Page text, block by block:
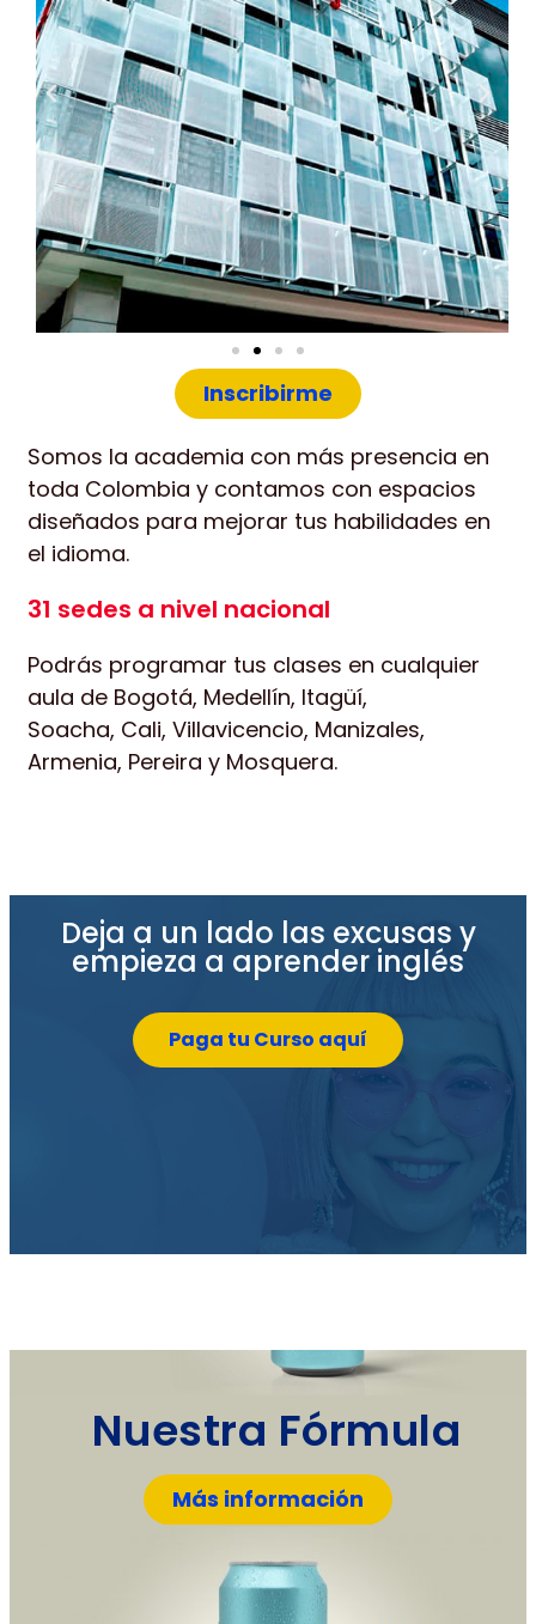
Inscribirme
Somos la academia con más presencia en
toda Colombia y contamos con espacios
diseñados para mejorar tus habilidades en
el idioma.
31 sedes a nivel nacional
Podrás programar tus clases en cualquier
aula de Bogotá, Medellín, Itagüí,
Soacha, Cali, Villavicencio, Manizales,
Armenia, Pereira y Mosquera.
Deja a un lado las excusas y
empieza a aprender inglés
Paga tu Curso aquí
Nuestra Fórmula
Más información